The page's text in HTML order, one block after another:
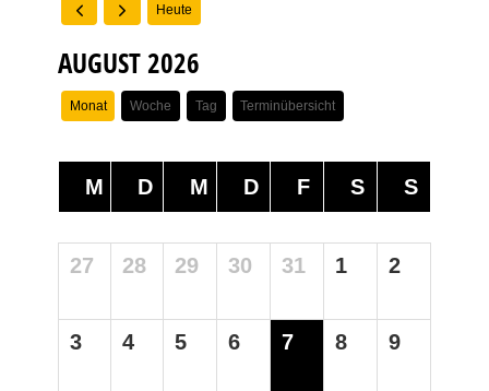
Heute
AUGUST 2026
Monat Woche Tag Terminübersicht
M D M D F S S
27 28 29 30 31 1 2
3 4 5 6 7 8 9